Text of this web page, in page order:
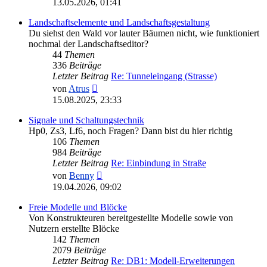
Landschaftselemente und Landschaftsgestaltung
Du siehst den Wald vor lauter Bäumen nicht, wie funktioniert
nochmal der Landschaftseditor?
44 Themen
336 Beiträge
Letzter Beitrag Re: Tunneleingang (Strasse)
von Atrus
Beitrag
15.08.2025, 23:33
Signale und Schaltungstechnik
Hp0, Zs3, Lf6, noch Fragen? Dann bist du hier richtig
106 Themen
984 Beiträge
Letzter Beitrag Re: Einbindung in Straße
von Benny
Beitrag
19.04.2026, 09:02
Freie Modelle und Blöcke
Von Konstrukteuren bereitgestellte Modelle sowie von
Nutzern erstellte Blöcke
142 Themen
2079 Beiträge
Letzter Beitrag Re: DB1: Modell-Erweiterungen